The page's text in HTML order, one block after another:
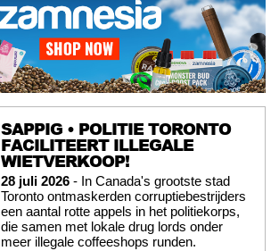
SAPPIG • POLITIE TORONTO
FACILITEERT ILLEGALE
WIETVERKOOP!
28 juli 2026 - In Canada's grootste stad
Toronto ontmaskerden corruptiebestrijders
een aantal rotte appels in het politiekorps,
die samen met lokale drug lords onder
meer illegale coffeeshops runden.